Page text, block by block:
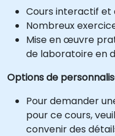
Cours interactif et
Nombreux
Mise en œuvre
de laboratoire en
Options de
Pour demander
pour ce cours,
convenir des